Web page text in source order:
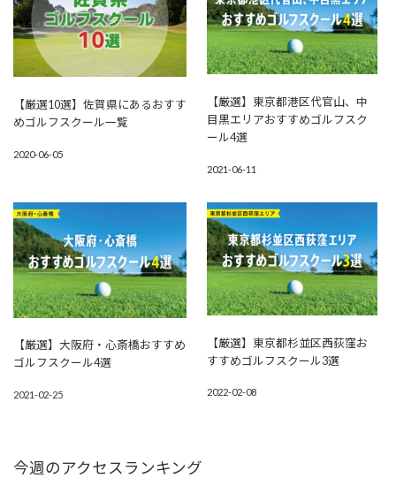
【厳選10選】佐賀県にあるおすす
めゴルフスクール一覧
2020-06-05
【厳選】東京都港区代官山、中
目黒エリアおすすめゴルフスク
ール4選
2021-06-11
【厳選】大阪府・心斎橋おすすめ
ゴルフスクール4選
2021-02-25
【厳選】東京都杉並区西荻窪お
すすめゴルフスクール3選
2022-02-08
今週のアクセスランキング